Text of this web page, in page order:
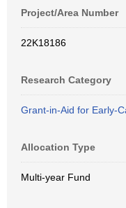
Project/Area Number
22K18186
Research Category
Grant-in-Aid for Early-
Allocation Type
Multi-year Fund